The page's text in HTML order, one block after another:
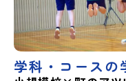
学科・コースの